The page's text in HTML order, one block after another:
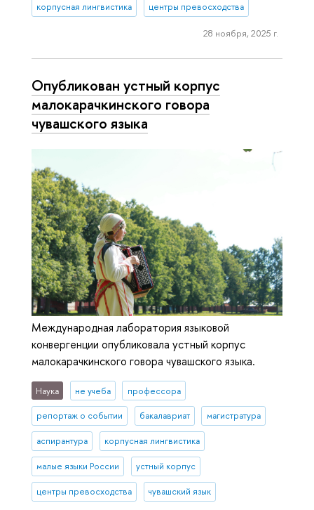
корпусная лингвистика центры превосходства
28 ноября, 2025 г.
Опубликован устный корпус
малокарачкинского говора
чувашского языка
Международная лаборатория языковой
конвергенции опубликовала устный корпус
малокарачкинского говора чувашского языка.
Наука не учеба профессора
репортаж о событии бакалавриат магистратура
аспирантура корпусная лингвистика
малые языки России устный корпус
центры превосходства чувашский язык